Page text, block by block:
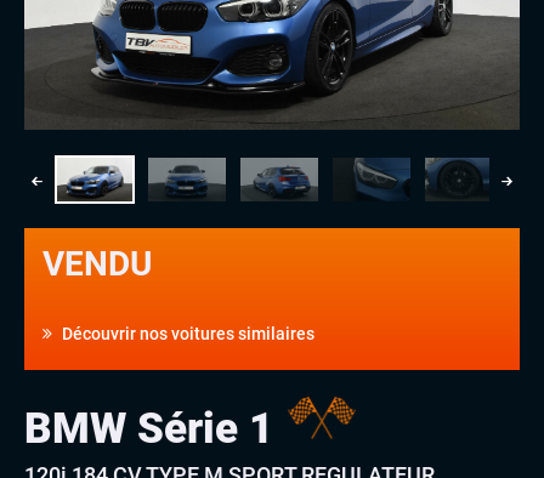
VENDU
Découvrir nos voitures similaires
BMW Série 1